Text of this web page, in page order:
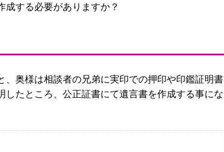
成する必要がありますか？
奥様は相談者の兄弟に実印での押印や印鑑証明書
たところ、公正証書にて遺言書を作成する事にな